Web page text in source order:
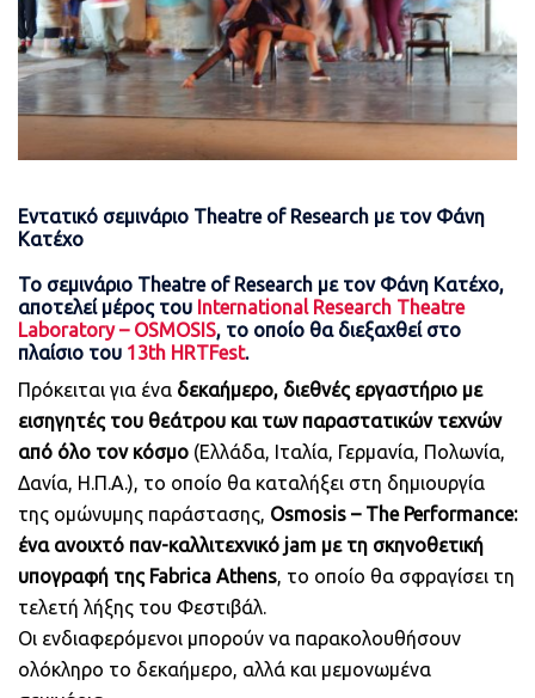
Εντατικό σεμινάριο Theatre of Research με τον Φάνη
Κατέχο
Το σεμινάριο Theatre of Research με τον Φάνη Κατέχο,
αποτελεί μέρος του International Research Theatre
Laboratory – OSMOSIS, το οποίο θα διεξαχθεί στο
πλαίσιο του 13th HRTFest.
Πρόκειται για ένα δεκαήμερο, διεθνές εργαστήριο με
εισηγητές του θεάτρου και των παραστατικών τεχνών
από όλο τον κόσμο (Ελλάδα, Ιταλία, Γερμανία, Πολωνία,
Δανία, Η.Π.Α.), το οποίο θα καταλήξει στη δημιουργία
της ομώνυμης παράστασης, Osmosis – The Performance:
ένα ανοιχτό παν-καλλιτεχνικό jam με τη σκηνοθετική
υπογραφή της Fabrica Athens, το οποίο θα σφραγίσει τη
τελετή λήξης του Φεστιβάλ.
Οι ενδιαφερόμενοι μπορούν να παρακολουθήσουν
ολόκληρο το δεκαήμερο, αλλά και μεμονωμένα